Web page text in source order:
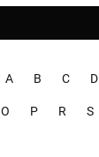
A B C D
O P R S